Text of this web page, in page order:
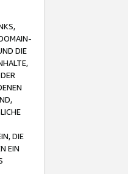
DIE
DIE
EIN